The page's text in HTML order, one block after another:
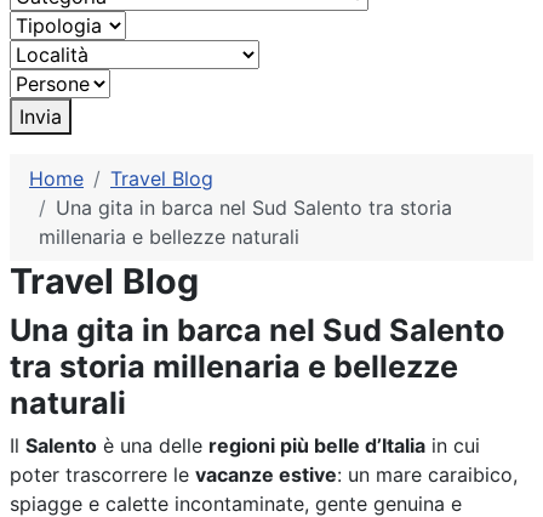
Invia
Home
Travel Blog
Una gita in barca nel Sud Salento tra storia
millenaria e bellezze naturali
Travel Blog
Una gita in barca nel Sud Salento
tra storia millenaria e bellezze
naturali
Il Salento è una delle regioni più belle d’Italia in cui
poter trascorrere le vacanze estive: un mare caraibico,
spiagge e calette incontaminate, gente genuina e